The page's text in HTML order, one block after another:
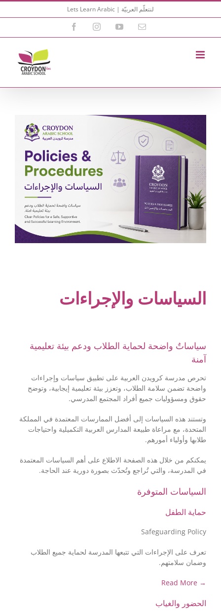
Skip
to
Lets Learn Arabic | لنتعلّم العربيّة
FacebookInstagramYouTubeEmail
السياسات والإجراءات
سياساتٌ واضحة لحماية الطلاب ودعم بيئة تعليمية
آمنة
تحرص مدرسة كرويدن العربية على تطبيق سياسات وإجراءات
واضحة تضمن سلامة الطلاب، وتعزز بيئة تعليمية إيجابية، وتوضح
حقوق ومسؤوليات جميع أفراد المجتمع المدرسي.
وتستند هذه السياسات إلى أفضل الممارسات المعتمدة في المملكة
المتحدة، مع مراعاة طبيعة المدارس العربية التكميلية واحتياجات
طلابها وأولياء أمورهم.
يمكنكم من خلال هذه الصفحة الاطلاع على أهم السياسات المعتمدة
في المدرسة، والتي تُراجع وتُحدّث بصورة دورية عند الحاجة.
السياسات المتوفرة
حماية الطفل
Safeguarding Policy
تعرف على الإجراءات التي تتبعها المدرسة لحماية جميع الطلاب
وضمان سلامتهم.
→ Read More
الحضور والغياب